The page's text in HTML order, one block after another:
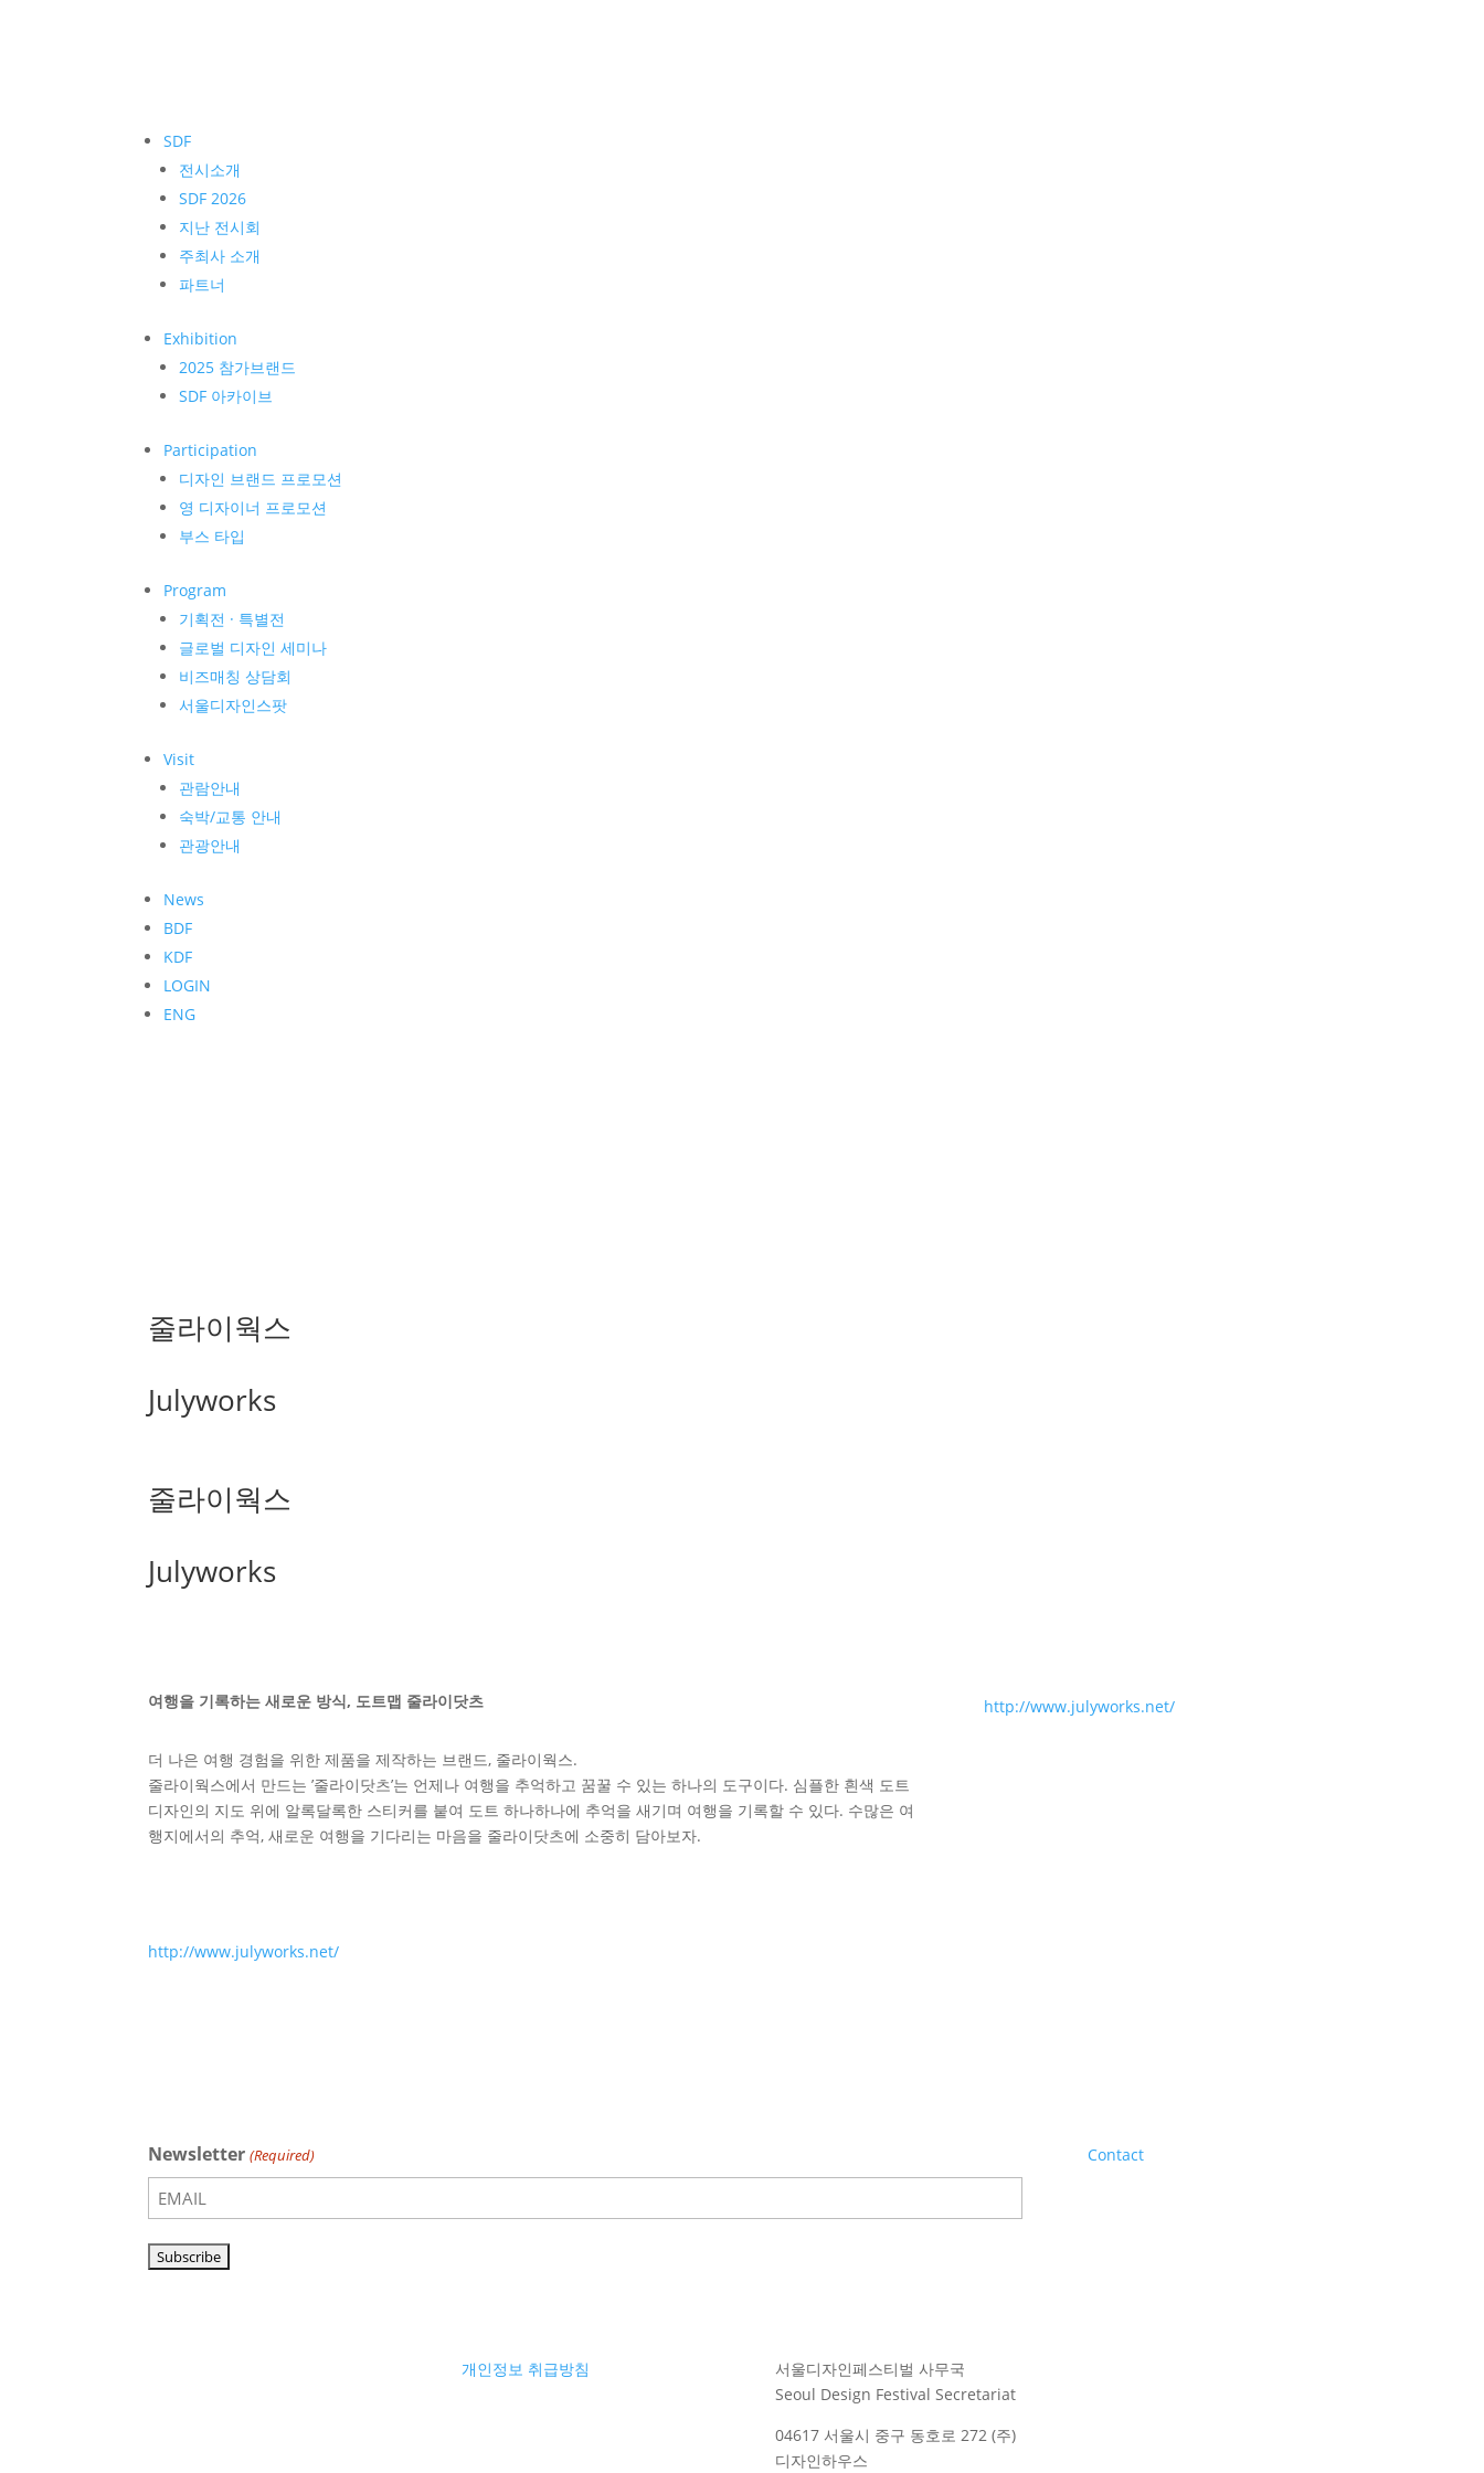
SDF
전시소개
SDF 2026
지난 전시회
주최사 소개
파트너
Exhibition
2025 참가브랜드
SDF 아카이브
Participation
디자인 브랜드 프로모션
영 디자이너 프로모션
부스 타입
Program
기획전 · 특별전
글로벌 디자인 세미나
비즈매칭 상담회
서울디자인스팟
Visit
관람안내
숙박/교통 안내
관광안내
News
BDF
KDF
LOGIN
ENG
줄라이웍스
Julyworks
줄라이웍스
Julyworks
여행을 기록하는 새로운 방식, 도트맵 줄라이닷츠
더 나은 여행 경험을 위한 제품을 제작하는 브랜드, 줄라이웍스.
줄라이웍스에서 만드는 ’줄라이닷츠’는 언제나 여행을 추억하고 꿈꿀 수 있는 하나의 도구이다. 심플한 흰색 도트
디자인의 지도 위에 알록달록한 스티커를 붙여 도트 하나하나에 추억을 새기며 여행을 기록할 수 있다. 수많은 여
행지에서의 추억, 새로운 여행을 기다리는 마음을 줄라이닷츠에 소중히 담아보자.
http://www.julyworks.net/
http://www.julyworks.net/
Newsletter (Required) Contact
개인정보 취급방침
서울디자인페스티벌 사무국
Seoul Design Festival Secretariat
04617 서울시 중구 동호로 272 (주)
디자인하우스